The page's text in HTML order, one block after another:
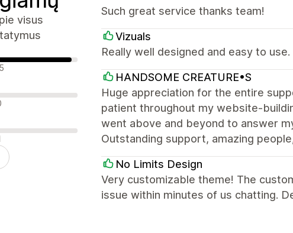
visus
Such great service thanks team!
Vizuals
Really well designed and easy to
HANDSOME CREATURE•S
Huge appreciation for the entire
patient throughout my website-
went above and beyond to answer
Outstanding support, amazing
No Limits Design
Very customizable theme! The
issue within minutes of us chatting.